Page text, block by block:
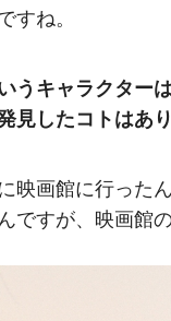
すね。
キャラクター
見したコトはあ
映画館に行った
ですが、映画館